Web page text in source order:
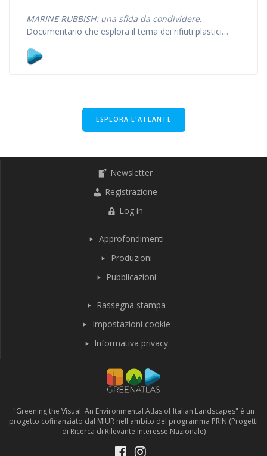
MARINE RUBBISH: una sfida da condividere.
Documentario che esplora il tema dei rifiuti plastici…
ESPLORA L'ATLANTE
Newsletter
Registrazione
Log in
Approfondimenti
Produzioni
Pubblicazioni
Rassegna stampa
Impostazioni cookie
Informativa privacy
"Greening the Visual: An Environmental Atlas of Italian Landscapes" è un
progetto cofinanziato dal MIUR nell'ambito del programma PRIN (Progetti
di Ricerca di Rilevante Interesse Nazionale)